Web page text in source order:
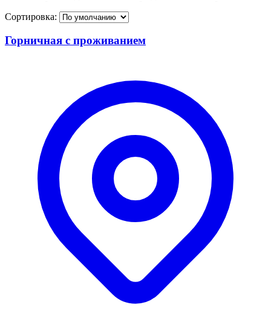
Сортировка:
Горничная с проживанием